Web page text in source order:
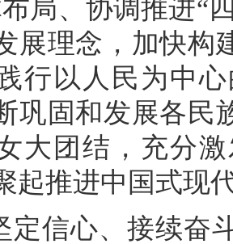
局、协调推进“
展理念，加快构
行以人民为中
巩固和发展各民
大团结，充分
起推进中国式现
信心、接续奋